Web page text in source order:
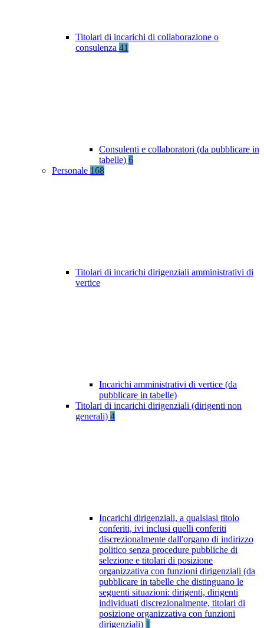
Titolari di incarichi di collaborazione o
consulenza 41
Consulenti e collaboratori (da pubblicare in
tabelle) 6
Personale 168
Titolari di incarichi dirigenziali amministrativi di
vertice
Incarichi amministrativi di vertice (da
pubblicare in tabelle)
Titolari di incarichi dirigenziali (dirigenti non
generali) 4
Incarichi dirigenziali, a qualsiasi titolo
conferiti, ivi inclusi quelli conferiti
discrezionalmente dall'organo di indirizzo
politico senza procedure pubbliche di
selezione e titolari di posizione
organizzativa con funzioni dirigenziali (da
pubblicare in tabelle che distinguano le
seguenti situazioni: dirigenti, dirigenti
individuati discrezionalmente, titolari di
posizione organizzativa con funzioni
dirigenziali) 1